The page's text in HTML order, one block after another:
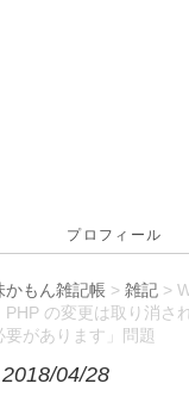
プロフィール
かもん雑記帳 >雑記 >
PHP の変更は取り消さ
要があります」問題
2018/04/28